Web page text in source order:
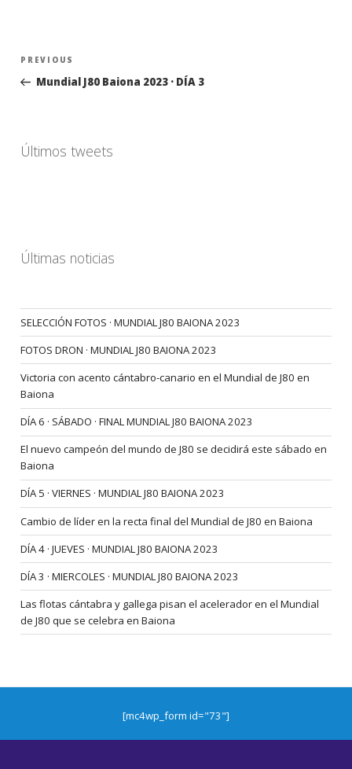
Navegación
entradas
Previous
Post
PREVIOUS
Mundial J80 Baiona 2023 · DÍA 3
Últimos tweets
Últimas noticias
SELECCIÓN FOTOS · MUNDIAL J80 BAIONA 2023
FOTOS DRON · MUNDIAL J80 BAIONA 2023
Victoria con acento cántabro-canario en el Mundial de J80 en
Baiona
DÍA 6 · SÁBADO · FINAL MUNDIAL J80 BAIONA 2023
El nuevo campeón del mundo de J80 se decidirá este sábado en
Baiona
DÍA 5 · VIERNES · MUNDIAL J80 BAIONA 2023
Cambio de líder en la recta final del Mundial de J80 en Baiona
DÍA 4 · JUEVES · MUNDIAL J80 BAIONA 2023
DÍA 3 · MIERCOLES · MUNDIAL J80 BAIONA 2023
Las flotas cántabra y gallega pisan el acelerador en el Mundial
de J80 que se celebra en Baiona
[mc4wp_form id="73"]